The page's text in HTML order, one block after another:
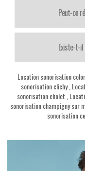
Peut-on
Existe-t-
Location sonorisation
sonorisation clichy,
sonorisation cholet
sonorisation champigny sur
sonorisation